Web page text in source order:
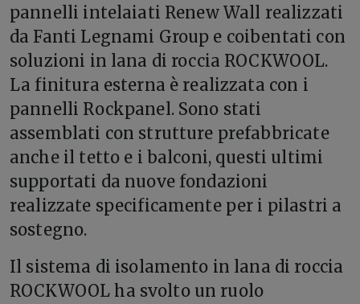
pannelli intelaiati Renew Wall realizzati
da Fanti Legnami Group e coibentati con
soluzioni in lana di roccia ROCKWOOL.
La finitura esterna è realizzata con i
pannelli Rockpanel. Sono stati
assemblati con strutture prefabbricate
anche il tetto e i balconi, questi ultimi
supportati da nuove fondazioni
realizzate specificamente per i pilastri a
sostegno.
Il sistema di isolamento in lana di roccia
ROCKWOOL ha svolto un ruolo